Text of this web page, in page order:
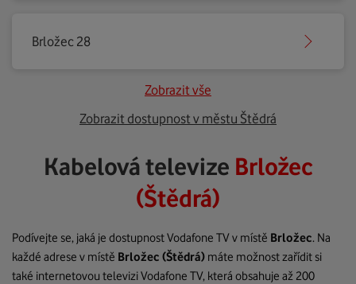
Brložec 28
Zobrazit vše
Zobrazit dostupnost v městu Štědrá
Kabelová televize Brložec
(Štědrá)
Podívejte se, jaká je dostupnost Vodafone TV v místě Brložec. Na
každé adrese v místě Brložec (Štědrá) máte možnost zařídit si
také internetovou televizi Vodafone TV, která obsahuje až 200